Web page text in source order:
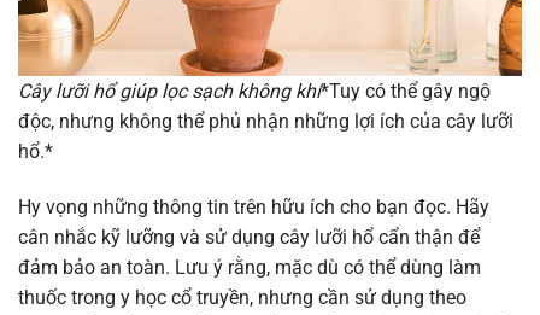
Cây lưỡi hổ giúp lọc sạch không khí*Tuy có thể gây ngộ
độc, nhưng không thể phủ nhận những lợi ích của cây lưỡi
hổ.*
Hy vọng những thông tin trên hữu ích cho bạn đọc. Hãy
cân nhắc kỹ lưỡng và sử dụng cây lưỡi hổ cẩn thận để
đảm bảo an toàn. Lưu ý rằng, mặc dù có thể dùng làm
thuốc trong y học cổ truyền, nhưng cần sử dụng theo